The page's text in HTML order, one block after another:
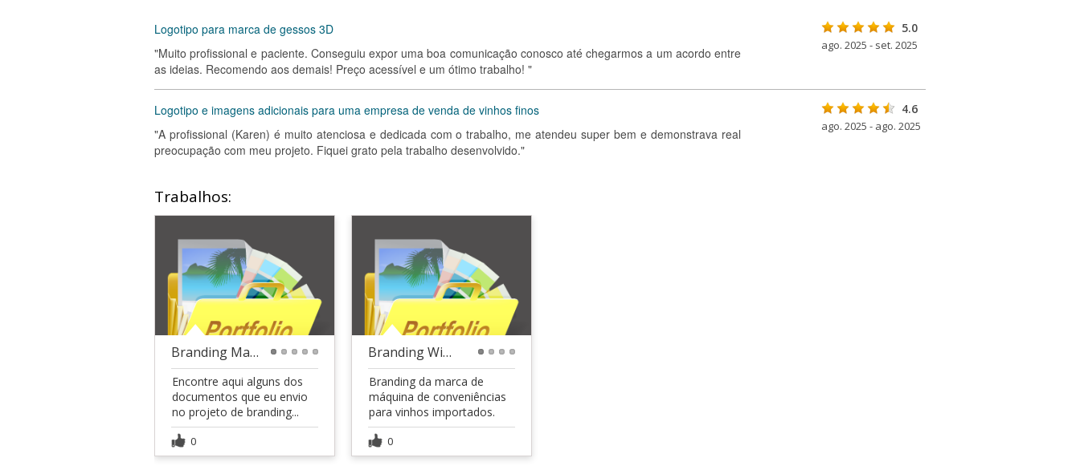
Logotipo para marca de gessos 3D
"Muito profissional e paciente. Conseguiu expor uma boa comunicação conosco até chegarmos a um acordo entre
as ideias. Recomendo aos demais! Preço acessível e um ótimo trabalho! "
5.0
ago. 2025 - set. 2025
Logotipo e imagens adicionais para uma empresa de venda de vinhos finos
"A profissional (Karen) é muito atenciosa e dedicada com o trabalho, me atendeu super bem e demonstrava real
preocupação com meu projeto. Fiquei grato pela trabalho desenvolvido."
4.6
ago. 2025 - ago. 2025
Trabalhos:
Branding Marine Marie marca cosméticos
Encontre aqui alguns dos
documentos que eu envio
no projeto de branding...
0
Branding Wine Field
Branding da marca de
máquina de conveniências
para vinhos importados.
0